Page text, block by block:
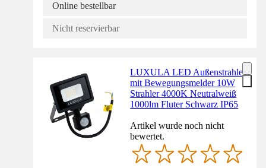
Online bestellbar
Nicht reservierbar
LUXULA LED Außenstrahler
mit Bewegungsmelder 10W
Strahler 4000K Neutralweiß
1000lm Fluter Schwarz IP65
Artikel wurde noch nicht
bewertet.